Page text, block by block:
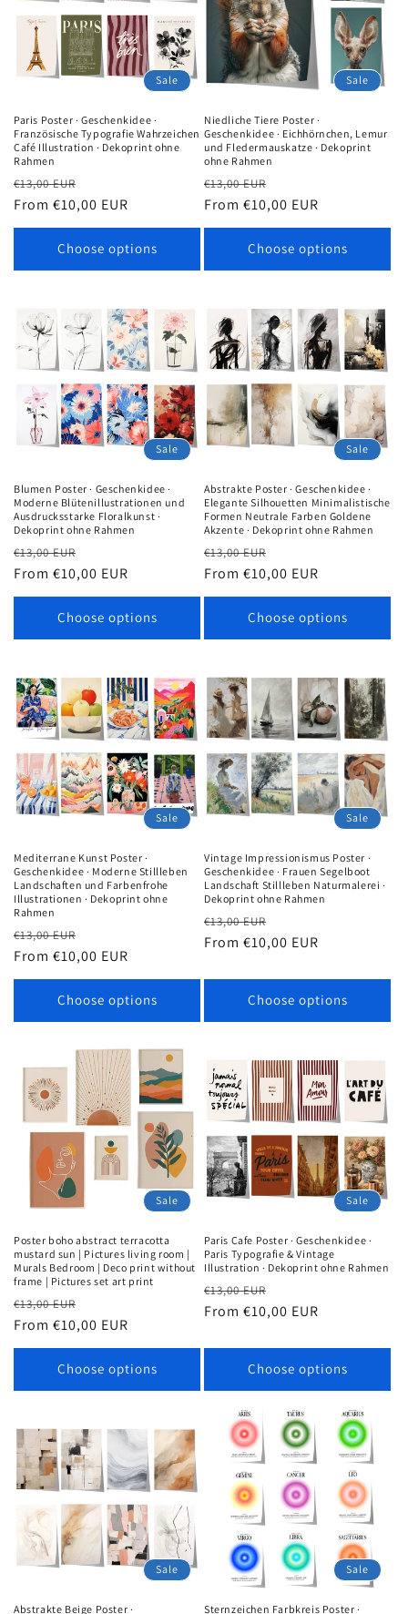
Sale
Paris Poster · Geschenkidee ·
Französische Typografie Wahrzeichen
Café Illustration · Dekoprint ohne
Rahmen
Regular
price
€13,00 EUR
price
From €10,00 EUR
Choose options
Sale
Niedliche Tiere Poster ·
Geschenkidee · Eichhörnchen, Lemur
und Fledermauskatze · Dekoprint
ohne Rahmen
Regular
price
€13,00 EUR
price
From €10,00 EUR
Choose options
Sale
Blumen Poster · Geschenkidee ·
Moderne Blütenillustrationen und
Ausdrucksstarke Floralkunst ·
Dekoprint ohne Rahmen
Regular
price
€13,00 EUR
price
From €10,00 EUR
Choose options
Sale
Abstrakte Poster · Geschenkidee ·
Elegante Silhouetten Minimalistische
Formen Neutrale Farben Goldene
Akzente · Dekoprint ohne Rahmen
Regular
price
€13,00 EUR
price
From €10,00 EUR
Choose options
Sale
Mediterrane Kunst Poster ·
Geschenkidee · Moderne Stillleben
Landschaften und Farbenfrohe
Illustrationen · Dekoprint ohne
Rahmen
Regular
price
€13,00 EUR
price
From €10,00 EUR
Choose options
Sale
Vintage Impressionismus Poster ·
Geschenkidee · Frauen Segelboot
Landschaft Stillleben Naturmalerei ·
Dekoprint ohne Rahmen
Regular
price
€13,00 EUR
price
From €10,00 EUR
Choose options
Sale
Poster boho abstract terracotta
mustard sun | Pictures living room |
Murals Bedroom | Deco print without
frame | Pictures set art print
Regular
price
€13,00 EUR
price
From €10,00 EUR
Choose options
Sale
Paris Cafe Poster · Geschenkidee ·
Paris Typografie & Vintage
Illustration · Dekoprint ohne Rahmen
Regular
price
€13,00 EUR
price
From €10,00 EUR
Choose options
Sale
Abstrakte Beige Poster ·
Sale
Sternzeichen Farbkreis Poster ·